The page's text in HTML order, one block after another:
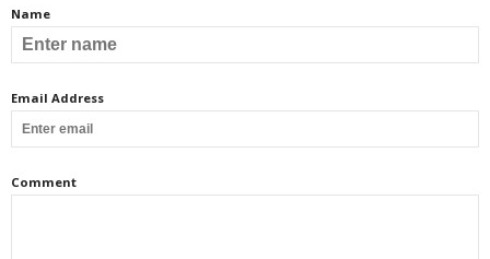
Name
Email Address
Comment